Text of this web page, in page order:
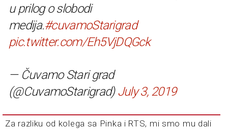
u prilog o slobodi
medija.#cuvamoStarigrad
pic.twitter.com/Eh5VjDQGck
— Čuvamo Stari grad
(@CuvamoStarigrad)July 3, 2019
Za razliku od kolega sa Pinka i RTS, mi smo mu dali